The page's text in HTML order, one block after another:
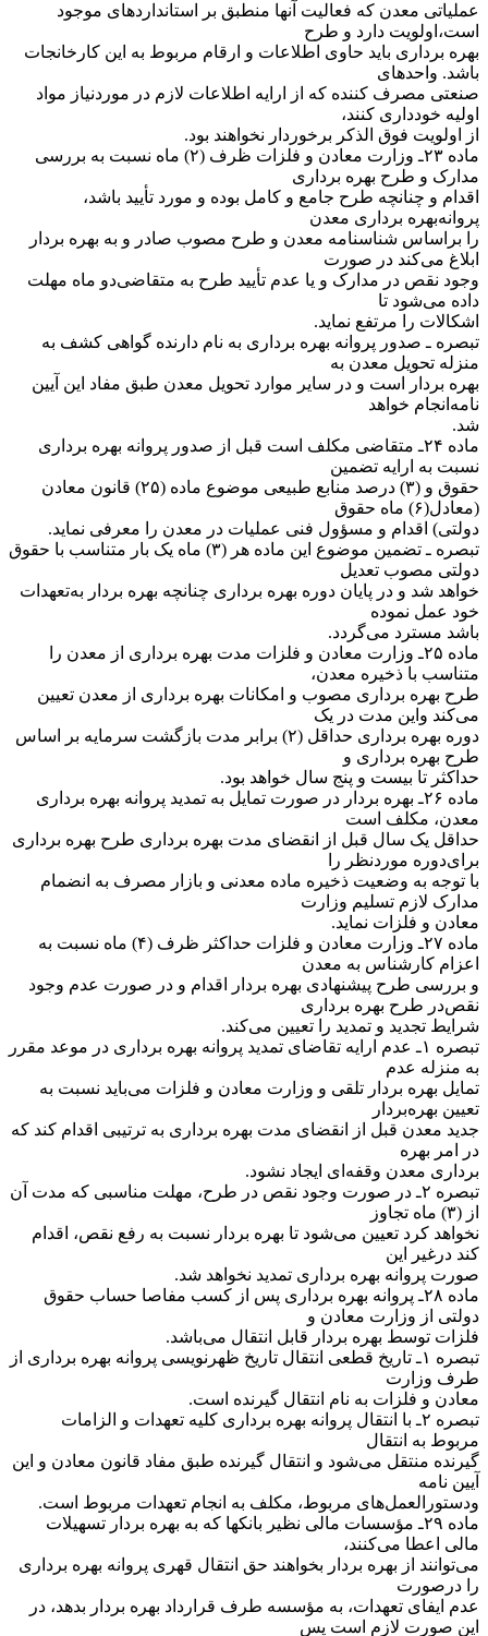
عملیاتی معدن که فعالیت آنها منطبق بر استانداردهای موجود
است،‌اولویت دارد و طرح
بهره برداری باید حاوی اطلاعات و ارقام مربوط به این کارخانجات
باشد. واحدهای
صنعتی مصرف کننده که از ارایه اطلاعات لازم در مورد‌نیاز مواد
اولیه خودداری کنند،
از اولویت فوق الذکر برخوردار نخواهند بود.
‌ماده ۲۳ـ وزارت معادن و فلزات ظرف (۲) ماه نسبت به بررسی
مدارک و طرح بهره برداری
اقدام و چنانچه طرح جامع و کامل بوده و مورد تأیید باشد،
پروانه‌بهره برداری معدن
را براساس شناسنامه معدن و طرح مصوب صادر و به بهره بردار
ابلاغ می‌کند در صورت
وجود نقص در مدارک و یا عدم تأیید طرح به متقاضی‌دو ماه مهلت
داده می‌شود تا
اشکالات را مرتفع نماید.
‌تبصره ـ صدور پروانه بهره برداری به نام دارنده گواهی کشف به
منزله تحویل معدن به
بهره بردار است و در سایر موارد تحویل معدن طبق مفاد این آیین
نامه‌انجام خواهد
شد.
‌ماده ۲۴ـ متقاضی مکلف است قبل از صدور پروانه بهره برداری
نسبت به ارایه تضمین
حقوق و (۳) درصد منابع طبیعی موضوع ماده (۲۵) قانون معادن
(‌معادل(۶) ماه حقوق
دولتی) اقدام و مسؤول فنی عملیات در معدن را معرفی نماید.
‌تبصره ـ تضمین موضوع این ماده هر (۳) ماه یک بار متناسب با حقوق
دولتی مصوب تعدیل
خواهد شد و در پایان دوره بهره برداری چنانچه بهره بردار به‌تعهدات
خود عمل نموده
باشد مسترد می‌گردد.
‌ماده ۲۵ـ وزارت معادن و فلزات مدت بهره برداری از معدن را
متناسب با ذخیره معدن،
طرح بهره برداری مصوب و امکانات بهره برداری از معدن تعیین
می‌کند و‌این مدت در یک
دوره بهره برداری حداقل (۲) برابر مدت بازگشت سرمایه بر اساس
طرح بهره برداری و
حداکثر تا بیست و پنج سال خواهد بود.
‌ماده ۲۶ـ بهره بردار در صورت تمایل به تمدید پروانه بهره برداری
معدن، مکلف است
حداقل یک سال قبل از انقضای مدت بهره برداری طرح بهره برداری
برای‌دوره موردنظر را
با توجه به وضعیت ذخیره ماده معدنی و بازار مصرف به انضمام
مدارک لازم تسلیم وزارت
معادن و فلزات نماید.
‌ماده ۲۷ـ وزارت معادن و فلزات حداکثر ظرف (۴) ماه نسبت به
اعزام کارشناس به معدن
و بررسی طرح پیشنهادی بهره بردار اقدام و در صورت عدم وجود
نقص‌در طرح بهره برداری
شرایط تجدید و تمدید را تعیین می‌کند.
‌تبصره ۱ـ عدم ارایه تقاضای تمدید پروانه بهره برداری در موعد مقرر
به منزله عدم
تمایل بهره بردار تلقی و وزارت معادن و فلزات می‌باید نسبت به
تعیین بهره‌بردار
جدید معدن قبل از انقضای مدت بهره برداری به ترتیبی اقدام کند که
در امر بهره
برداری معدن وقفه‌ای ایجاد نشود.
‌تبصره ۲ـ در صورت وجود نقص در طرح، مهلت مناسبی که مدت آن
از (۳) ماه تجاوز
نخواهد کرد تعیین می‌شود تا بهره بردار نسبت به رفع نقص، اقدام
کند در‌غیر این
صورت پروانه بهره برداری تمدید نخواهد شد.
‌ماده ۲۸ـ پروانه بهره برداری پس از کسب مفاصا حساب حقوق
دولتی از وزارت معادن و
فلزات توسط بهره بردار قابل انتقال می‌باشد.
‌تبصره ۱ـ تاریخ قطعی انتقال تاریخ ظهرنویسی پروانه بهره برداری از
طرف وزارت
معادن و فلزات به نام انتقال گیرنده است.
‌تبصره ۲ـ با انتقال پروانه بهره برداری کلیه تعهدات و الزامات
مربوط به انتقال
گیرنده منتقل می‌شود و انتقال گیرنده طبق مفاد قانون معادن و این
آیین نامه
و‌دستورالعمل‌های مربوط، مکلف به انجام تعهدات مربوط است.
‌ماده ۲۹ـ مؤسسات مالی نظیر بانکها که به بهره بردار تسهیلات
مالی اعطا می‌کنند،
می‌توانند از بهره بردار بخواهند حق انتقال قهری پروانه بهره برداری
را در‌صورت
عدم ایفای تعهدات، به مؤسسه طرف قرارداد بهره بردار بدهد، در
این صورت لازم است پس